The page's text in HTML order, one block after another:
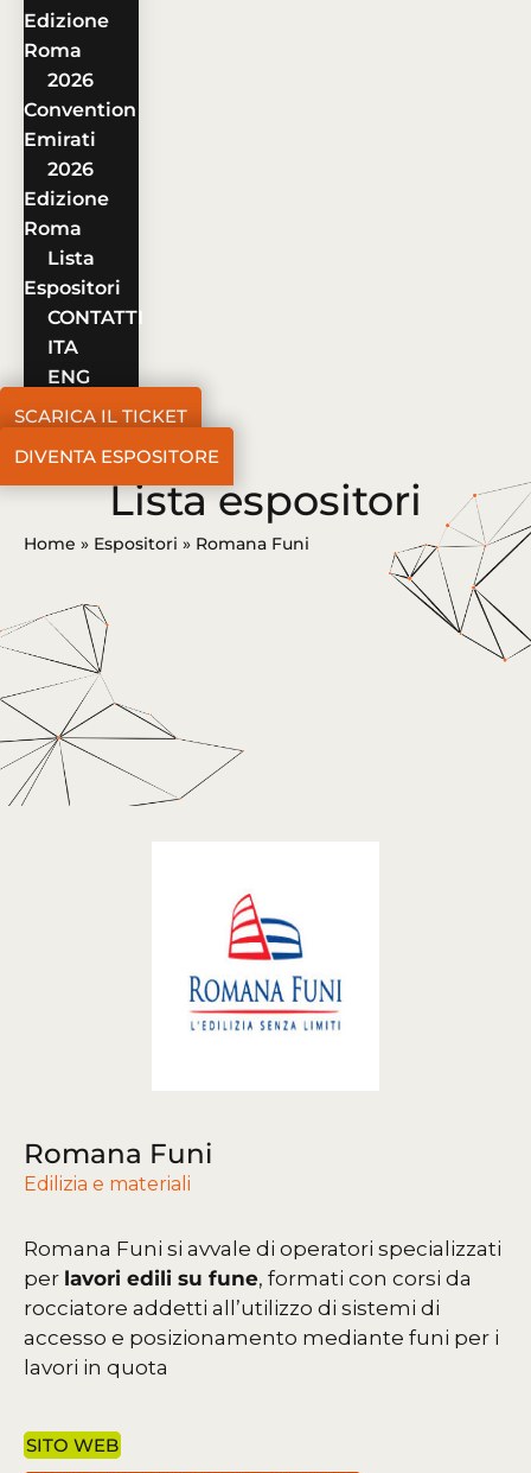
Edizione
Roma
2026
Convention
Emirati
2026
Edizione
Roma
Lista
Espositori
CONTATTI
ITA
ENG
SCARICA IL TICKET
DIVENTA ESPOSITORE
Lista espositori
Home » Espositori » Romana Funi
Romana Funi
Edilizia e materiali
Romana Funi si avvale di operatori specializzati
per lavori edili su fune, formati con corsi da
rocciatore addetti all’utilizzo di sistemi di
accesso e posizionamento mediante funi per i
lavori in quota
SITO WEB